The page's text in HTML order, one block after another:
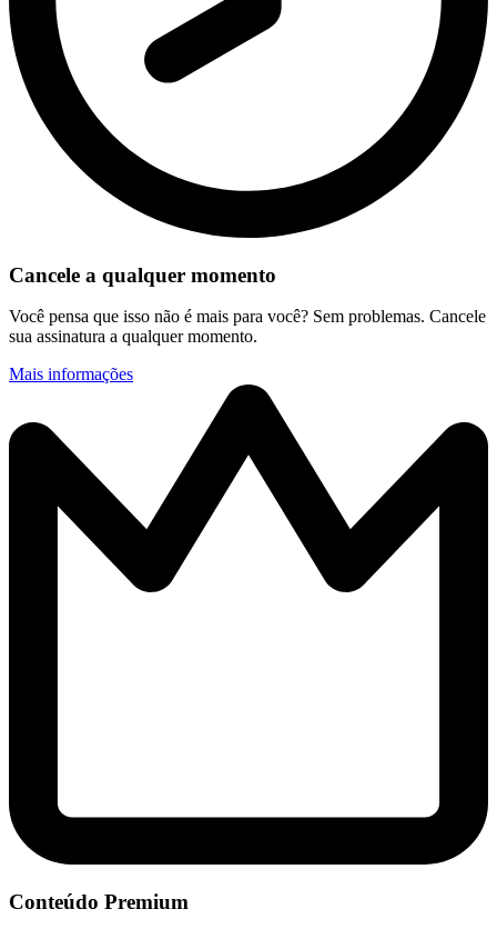
Cancele a qualquer momento
Você pensa que isso não é mais para você? Sem problemas. Cancele
sua assinatura a qualquer momento.
Mais informações
Conteúdo Premium